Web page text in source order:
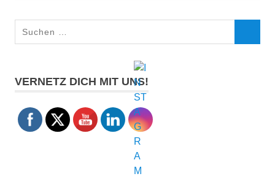
VERNETZ DICH MIT UNS!